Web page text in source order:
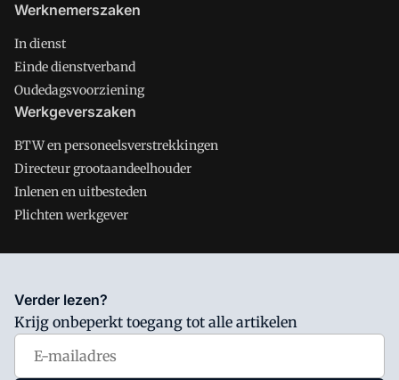
Werknemerszaken
In dienst
Einde dienstverband
Oudedagsvoorziening
Werkgeverszaken
BTW en personeelsverstrekkingen
Directeur grootaandeelhouder
Inlenen en uitbesteden
Plichten werkgever
Salarisnet is onderdeel van VMN media. Lees in
waar VMN media voor staat. Op gebruik van deze site zijn de
volgende regelingen van toepassing:Algemene Voorwaarden
Privacy en Cookie beleid
Verder lezen?
Krijg onbeperkt toegang tot alle artikelen